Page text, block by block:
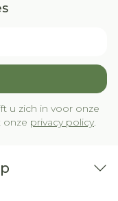
u zich in voor onze
onze privacy policy.